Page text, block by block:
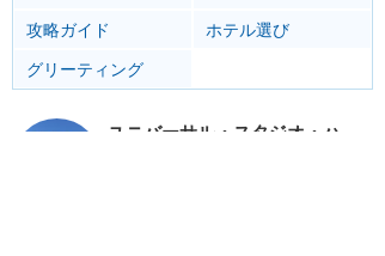
攻略ガイド
ホテル選び
グリーティング